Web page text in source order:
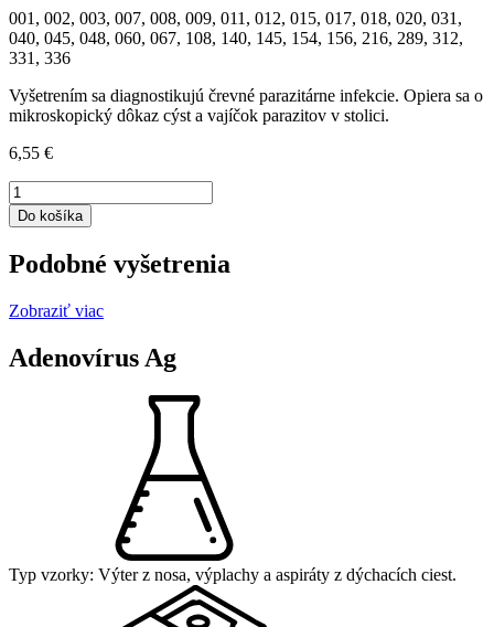
001, 002, 003, 007, 008, 009, 011, 012, 015, 017, 018, 020, 031,
040, 045, 048, 060, 067, 108, 140, 145, 154, 156, 216, 289, 312,
331, 336
Vyšetrením sa diagnostikujú črevné parazitárne infekcie. Opiera sa o
mikroskopický dôkaz cýst a vajíčok parazitov v stolici.
6,55 €
množstvo
Parazitologické
vyšetrenie
(1
Do košíka
Podobné vyšetrenia
Zobraziť viac
Adenovírus Ag
Typ vzorky: Výter z nosa, výplachy a aspiráty z dýchacích ciest.